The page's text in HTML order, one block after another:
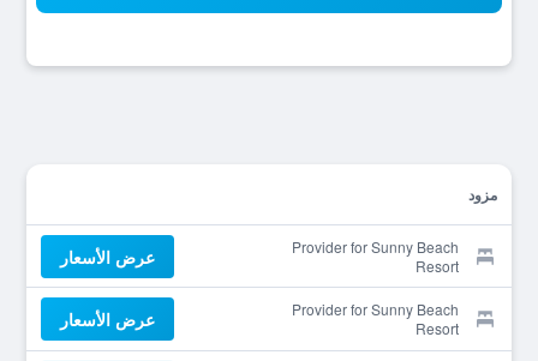
مزود
Provider for Sunny Beach
Resort
عرض الأسعار
Provider for Sunny Beach
Resort
عرض الأسعار